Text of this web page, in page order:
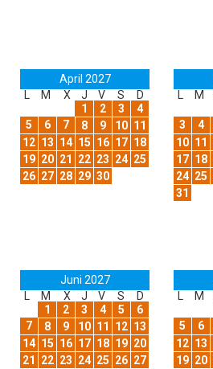
April 2027
L
M X J V S
D
1
2 3
4
5
6 7 8 9 10 11
12 13 14 15 16 17 18
19 20 21 22 23 24 25
26 27 28 29 30
L
M
3
4
10 11
17 18
24 25
31
Juni 2027
L
M X J V S
D
1
2 3 4 5
6
7
8 9 10 11 12 13
14 15 16 17 18 19 20
21
22 23 24 25 26 27
L
M
5
6
12 13
19 20